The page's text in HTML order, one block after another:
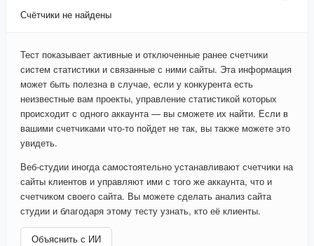
Счётчики не найдены
Тест показывает активные и отключенные ранее счетчики
систем статистики и связанные с ними сайты. Эта информация
может быть полезна в случае, если у конкурента есть
неизвестные вам проекты, управление статистикой которых
происходит с одного аккаунта — вы сможете их найти. Если в
вашими счетчиками что-то пойдет не так, вы также можете это
увидеть.
Веб-студии иногда самостоятельно устанавливают счетчики на
сайты клиентов и управляют ими с того же аккаунта, что и
счетчиком своего сайта. Вы можете сделать анализ сайта
студии и благодаря этому тесту узнать, кто её клиенты.
Объяснить с ИИ